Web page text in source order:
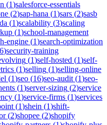
(1)salesforce-essentials
(2)sap-hana (1)sars (2)sasb
(1)scalability (3)scaling
(1)school-management
engine (1)search-optimization
)security-training
(1)self-hosted (1)self-
(1)selling (1)selling-online
(1)seo (16)seo-audit (1)seo-
(1)server-sizing (2)service
(1)service-firms (1)services
(1)shein (1)shift-
(2)shopee (2)shopify